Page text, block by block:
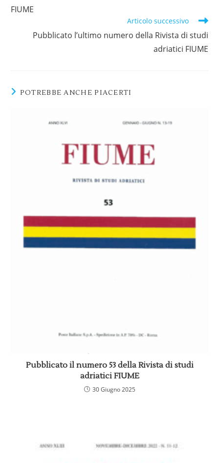
FIUME
Articolo successivo
Pubblicato l’ultimo numero della Rivista di studi
adriatici FIUME
POTREBBE ANCHE PIACERTI
Pubblicato il numero 53 della Rivista di studi
adriatici FIUME
30 Giugno 2025